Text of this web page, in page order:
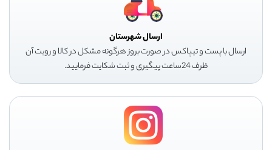
ارسال شهرستان
ارسال با پست و تیپاکس در صورت بروز هرگونه مشکل در کالا و رویت آن
ظرف 24ساعت پیگیری و ثبت شکایت فرمایید.